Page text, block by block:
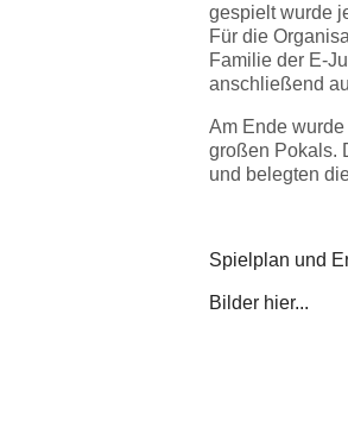
gespielt wurde
Für die
Familie der E-
anschließend
Am Ende
großen Pokals.
und belegten
Spielplan und
Bilder hier...